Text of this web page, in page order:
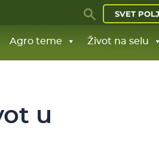
SVET
Agro teme Život na selu
u